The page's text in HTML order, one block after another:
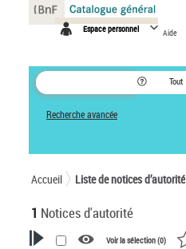
Espace personnel Aide
Tout
Recherche avancée
Accueil Liste de notices d’autorité
1 Notices d'autorité
Voir la sélection (0)
Panneau de gestion des cookies